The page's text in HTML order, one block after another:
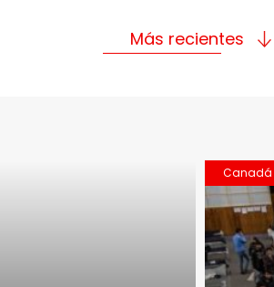
Más recientes
Canadá